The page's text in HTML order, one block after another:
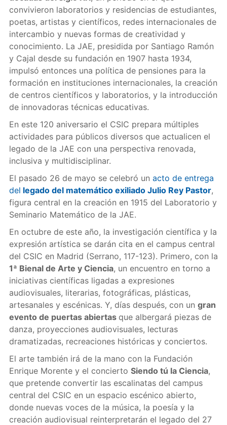
convivieron laboratorios y residencias de estudiantes,
poetas, artistas y científicos, redes internacionales de
intercambio y nuevas formas de creatividad y
conocimiento. La JAE, presidida por Santiago Ramón
y Cajal desde su fundación en 1907 hasta 1934,
impulsó entonces una política de pensiones para la
formación en instituciones internacionales, la creación
de centros científicos y laboratorios, y la introducción
de innovadoras técnicas educativas.
En este 120 aniversario el CSIC prepara múltiples
actividades para públicos diversos que actualicen el
legado de la JAE con una perspectiva renovada,
inclusiva y multidisciplinar.
El pasado 26 de mayo se celebró un acto de entrega
del legado del matemático exiliado Julio Rey Pastor,
figura central en la creación en 1915 del Laboratorio y
Seminario Matemático de la JAE.
En octubre de este año, la investigación científica y la
expresión artística se darán cita en el campus central
del CSIC en Madrid (Serrano, 117-123). Primero, con la
1ª Bienal de Arte y Ciencia, un encuentro en torno a
iniciativas científicas ligadas a expresiones
audiovisuales, literarias, fotográficas, plásticas,
artesanales y escénicas. Y, días después, con un gran
evento de puertas abiertas que albergará piezas de
danza, proyecciones audiovisuales, lecturas
dramatizadas, recreaciones históricas y conciertos.
El arte también irá de la mano con la Fundación
Enrique Morente y el concierto Siendo tú la Ciencia,
que pretende convertir las escalinatas del campus
central del CSIC en un espacio escénico abierto,
donde nuevas voces de la música, la poesía y la
creación audiovisual reinterpretarán el legado del 27